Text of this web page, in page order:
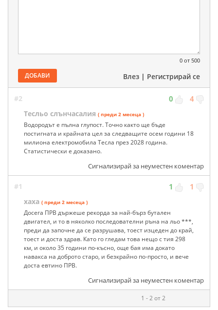
0 от 500
ДОБАВИ Влез | Регистрирай се
#2 0 4
Тесльо слънчасалия ( преди 2 месеца )
Водородът е пълна глупост. Точно както ще бъде
постигната и крайната цел за следващите осем години 18
милиона електромобила Тесла през 2028 година.
Статистически е доказано.
Сигнализирай за неуместен коментар
#1 1 1
хаха ( преди 2 месеца )
Досега ПРВ държеше рекорда за най-бърз бутален
двигател, и то в няколко последователни ръна на льо ***,
преди да започне да се разрушава, тоест изцеден до край,
тоест и доста здрав. Като го гледам това нещо с тия 298
км, и около 35 години по-късно, още бая има докато
навакса на доброто старо, и безкрайно по-просто, и вече
доста евтино ПРВ.
Сигнализирай за неуместен коментар
1 - 2 от 2